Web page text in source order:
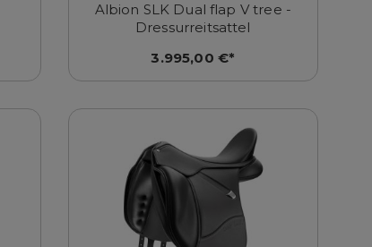
Albion SLK Dual flap V tree -
Dressurreitsattel
3.995,00 €*